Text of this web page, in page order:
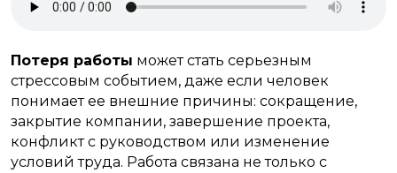
Потеря работы может стать серьезным
стрессовым событием, даже если человек
понимает ее внешние причины: сокращение,
закрытие компании, завершение проекта,
конфликт с руководством или изменение
условий труда. Работа связана не только с